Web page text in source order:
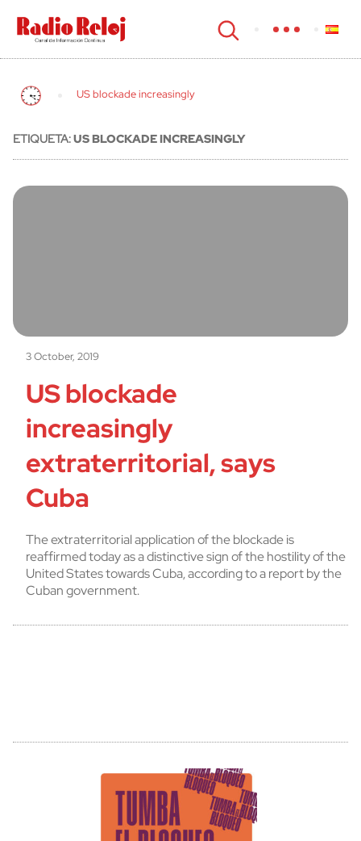
cerrar
US blockade increasingly
ETIQUETA:US BLOCKADE INCREASINGLY
3 October, 2019
US blockade
increasingly
extraterritorial, says
Cuba
The extraterritorial application of the blockade is
reaffirmed today as a distinctive sign of the hostility of the
United States towards Cuba, according to a report by the
Cuban government.